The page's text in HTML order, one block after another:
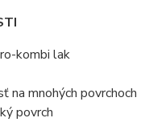
kombi lak
na mnohých povrchoch
povrch